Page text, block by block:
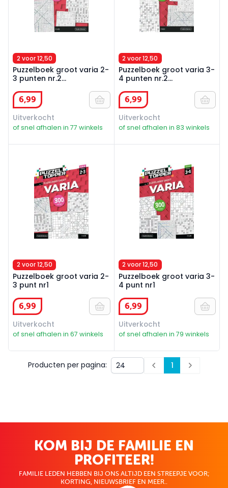
2 voor 12,50
Puzzelboek groot varia 2-
3 punten nr.2
6,99
Uitverkocht
of snel afhalen in 77 winkels
2 voor 12,50
Puzzelboek groot varia 3-
4 punten nr.2
6,99
Uitverkocht
of snel afhalen in 83 winkels
2 voor 12,50
Puzzelboek groot varia 2-
3 punt nr1
6,99
Uitverkocht
of snel afhalen in 67 winkels
2 voor 12,50
Puzzelboek groot varia 3-
4 punt nr1
6,99
Uitverkocht
of snel afhalen in 79 winkels
Producten per pagina: Prev 1 Next
KOM BIJ DE FAMILIE EN
PROFITEER!
FAMILIE LEDEN HEBBEN BIJ ONS ALTIJD EEN STREEPJE VOOR;
KORTING, NIEUWSBRIEF EN MEER..